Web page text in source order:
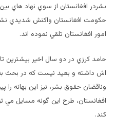
بشردر افغانستان از سوي نهاد هاي
حكومت افغانستان واكنش شديدي
امور افغانستان تلقي نموده اند.
حامد كرزي در دو سال اخير بيشترين
اش داشته و بعيد نيست كه در بحث
وناقضان حقوق بشر، نيز اين بهانه
افغانستان، طرح اين گونه مسايل
كند.